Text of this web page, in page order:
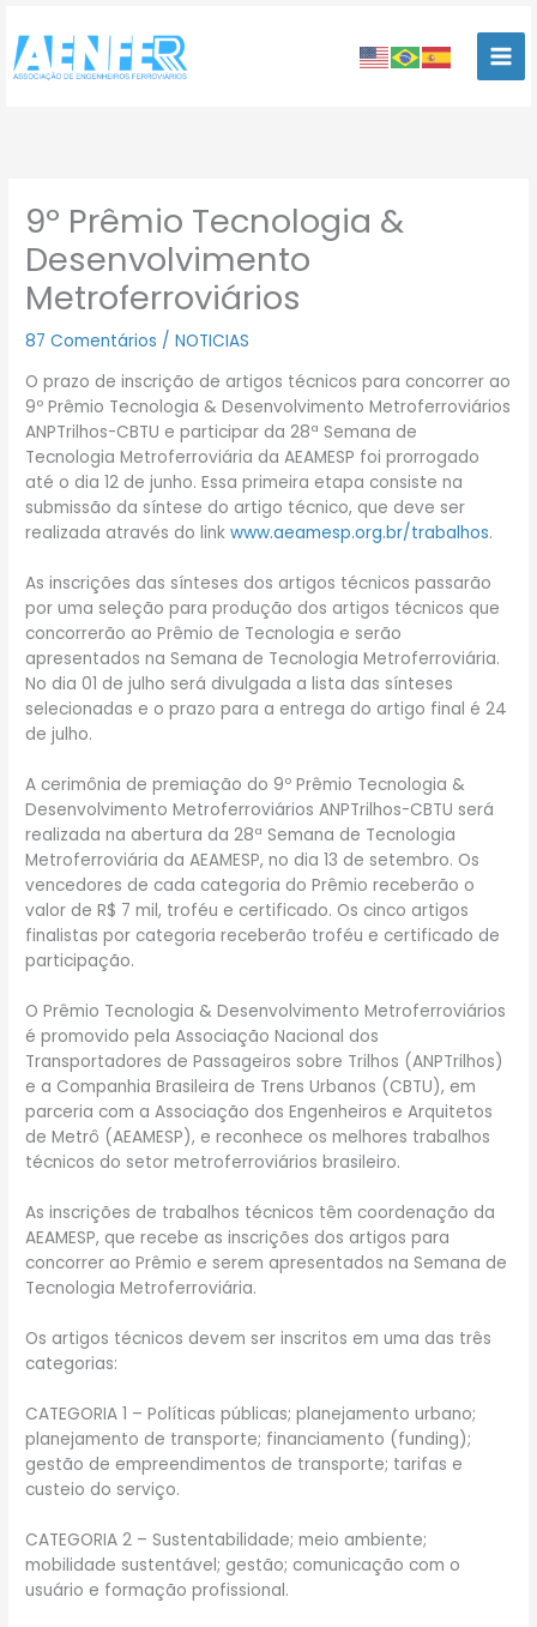
para
conteúdo
9º Prêmio Tecnologia &
Desenvolvimento
Metroferroviários
87 Comentários /NOTICIAS
O prazo de inscrição de artigos técnicos para concorrer ao
9º Prêmio Tecnologia & Desenvolvimento Metroferroviários
ANPTrilhos-CBTU e participar da 28ª Semana de
Tecnologia Metroferroviária da AEAMESP foi prorrogado
até o dia 12 de junho. Essa primeira etapa consiste na
submissão da síntese do artigo técnico, que deve ser
realizada através do linkwww.aeamesp.org.br/trabalhos.
As inscrições das sínteses dos artigos técnicos passarão
por uma seleção para produção dos artigos técnicos que
concorrerão ao Prêmio de Tecnologia e serão
apresentados na Semana de Tecnologia Metroferroviária.
No dia 01 de julho será divulgada a lista das sínteses
selecionadas e o prazo para a entrega do artigo final é 24
de julho.
A cerimônia de premiação do 9º Prêmio Tecnologia &
Desenvolvimento Metroferroviários ANPTrilhos-CBTU será
realizada na abertura da 28ª Semana de Tecnologia
Metroferroviária da AEAMESP, no dia 13 de setembro. Os
vencedores de cada categoria do Prêmio receberão o
valor de R$ 7 mil, troféu e certificado. Os cinco artigos
finalistas por categoria receberão troféu e certificado de
participação.
O Prêmio Tecnologia & Desenvolvimento Metroferroviários
é promovido pela Associação Nacional dos
Transportadores de Passageiros sobre Trilhos (ANPTrilhos)
e a Companhia Brasileira de Trens Urbanos (CBTU), em
parceria com a Associação dos Engenheiros e Arquitetos
de Metrô (AEAMESP), e reconhece os melhores trabalhos
técnicos do setor metroferroviários brasileiro.
As inscrições de trabalhos técnicos têm coordenação da
AEAMESP, que recebe as inscrições dos artigos para
concorrer ao Prêmio e serem apresentados na Semana de
Tecnologia Metroferroviária.
Os artigos técnicos devem ser inscritos em uma das três
categorias:
CATEGORIA 1 – Políticas públicas; planejamento urbano;
planejamento de transporte; financiamento (funding);
gestão de empreendimentos de transporte; tarifas e
custeio do serviço.
CATEGORIA 2 – Sustentabilidade; meio ambiente;
mobilidade sustentável; gestão; comunicação com o
usuário e formação profissional.